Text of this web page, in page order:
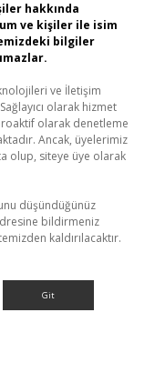
hakkında
ve kişiler ile isim
bilgiler
ve İletişim
olarak hizmet
olarak denetleme
Ancak, üyelerimiz
olup, siteye üye olarak
düşündüğünüz
bildirmeniz
kaldırılacaktır.